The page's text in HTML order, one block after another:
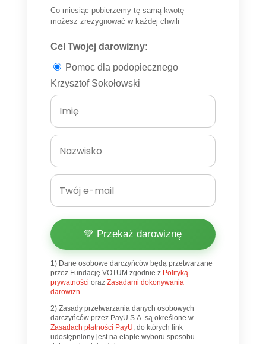
Co miesiąc pobierzemy tę samą kwotę –
możesz zrezygnować w każdej chwili
Cel Twojej darowizny:
Pomoc dla podopiecznego
Krzysztof Sokołowski
💚 Przekaż darowiznę
1) Dane osobowe darczyńców będą przetwarzane
przez Fundację VOTUM zgodnie z Polityką
prywatności oraz Zasadami dokonywania
darowizn.
2) Zasady przetwarzania danych osobowych
darczyńców przez PayU S.A. są określone w
Zasadach płatności PayU, do których link
udostępniony jest na etapie wyboru sposobu